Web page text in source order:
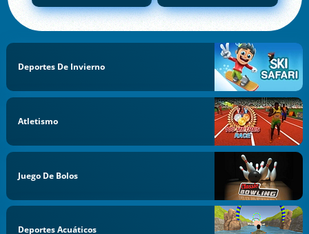
Deportes De Invierno
Atletismo
Juego De Bolos
Deportes Acuáticos